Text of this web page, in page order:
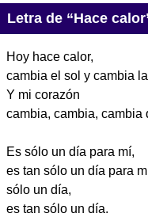
Letra de “Hace
Hoy hace calor,
cambia el sol y cambia
Y mi corazón
cambia, cambia, cambia
Es sólo un día para mí,
es tan sólo un día para
sólo un día,
es tan sólo un día.